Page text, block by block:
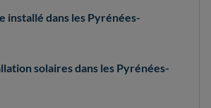
installé dans les Pyrénées-
solaires dans les Pyrénées-